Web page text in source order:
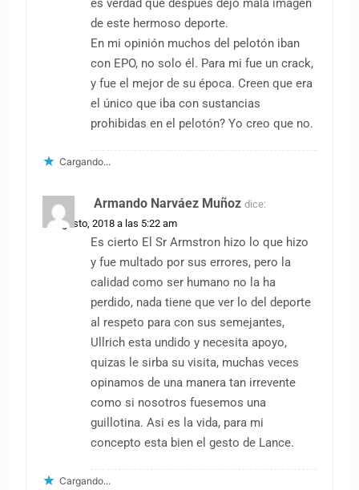
es verdad que después dejó mala imagen
de este hermoso deporte.
En mi opinión muchos del pelotón iban
con EPO, no solo él. Para mi fue un crack,
y fue el mejor de su época. Creen que era
el único que iba con sustancias
prohibidas en el pelotón? Yo creo que no.
Cargando...
Armando Narváez Muñoz dice:
19 agosto, 2018 a las 5:22 am
Es cierto El Sr Armstron hizo lo que hizo
y fue multado por sus errores, pero la
calidad como ser humano no la ha
perdido, nada tiene que ver lo del deporte
al respeto para con sus semejantes,
Ullrich esta undido y necesita apoyo,
quizas le sirba su visita, muchas veces
opinamos de una manera tan irrevente
como si nosotros fuesemos una
guillotina. Asi es la vida, para mi
concepto esta bien el gesto de Lance.
Cargando...